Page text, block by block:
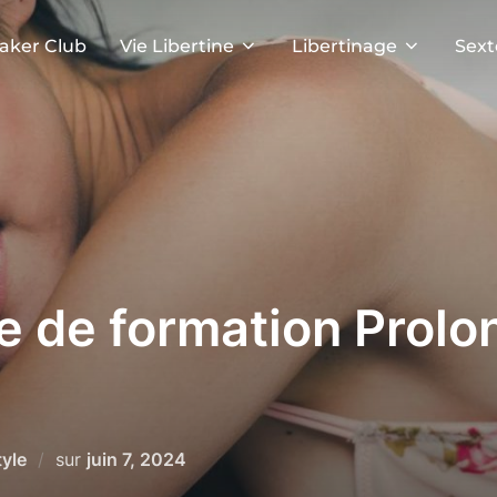
Club Vie Libertine Libertinage
de formation
sur Publié
juin 7, 2024